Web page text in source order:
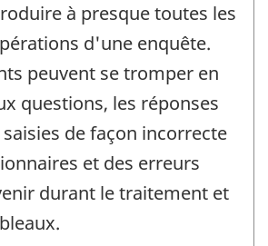
à presque toutes les
d'une enquête.
peuvent se tromper en
questions, les réponses
de façon incorrecte
et des erreurs
durant le traitement et